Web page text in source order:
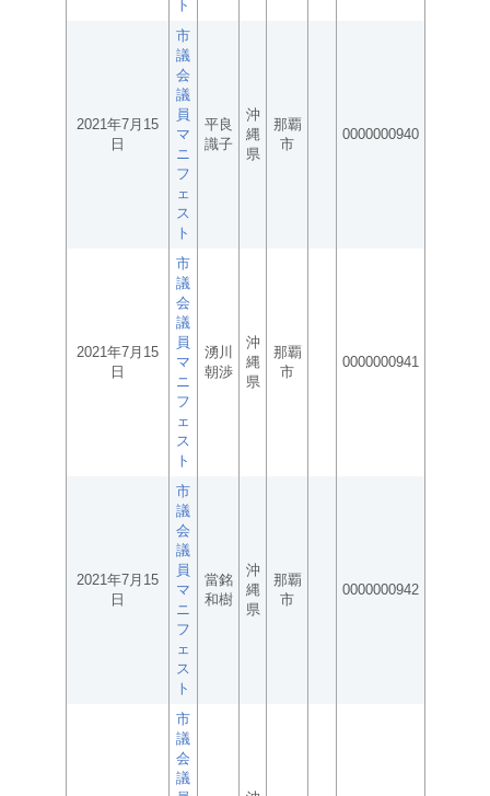
ト
2021年7月15
日
市
議
会
議
員
マ
ニ
フ
ェ
ス
ト
平良
識子
沖
縄
県
那覇
市
0000000940
2021年7月15
日
市
議
会
議
員
マ
ニ
フ
ェ
ス
ト
湧川
朝渉
沖
縄
県
那覇
市
0000000941
2021年7月15
日
市
議
会
議
員
マ
ニ
フ
ェ
ス
ト
當銘
和樹
沖
縄
県
那覇
市
0000000942
市
議
会
議